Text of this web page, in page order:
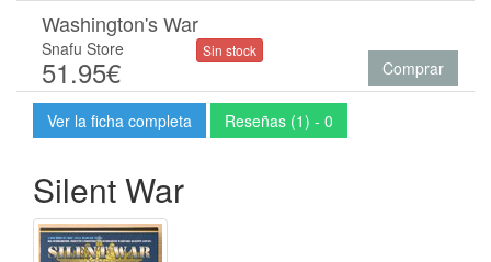
Washington's War
Snafu Store
51.95€
Sin stock
Comprar
Ver la ficha completa Reseñas (1) - 0
Silent War